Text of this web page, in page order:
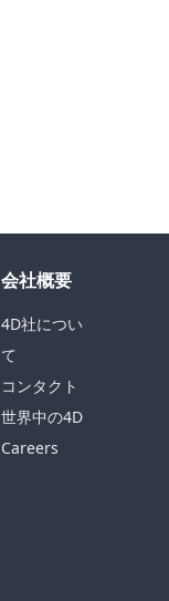
会社概要
4D社につい
て
コンタクト
世界中の4D
Careers